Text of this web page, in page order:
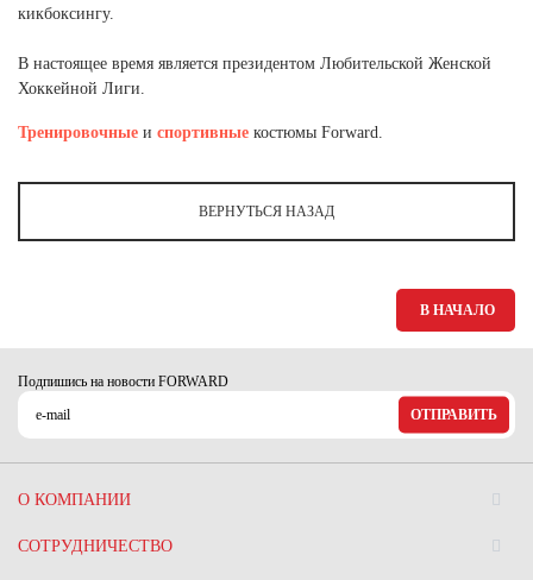
Челябинская область (2)
Ямало-Ненецкий автономный округ (1)
кикбоксингу.
В настоящее время является президентом Любительской Женской
Хоккейной Лиги.
Тренировочные и спортивные костюмы Forward.
ВЕРНУТЬСЯ НАЗАД
В НАЧАЛО
Подпишись на новости FORWARD
ОТПРАВИТЬ
О КОМПАНИИ
СОТРУДНИЧЕСТВО